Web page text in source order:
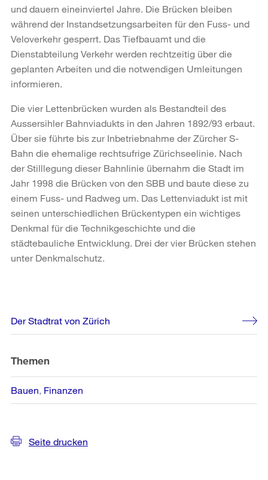
und dauern eineinviertel Jahre. Die Brücken bleiben
während der Instandsetzungsarbeiten für den Fuss- und
Veloverkehr gesperrt. Das Tiefbauamt und die
Dienstabteilung Verkehr werden rechtzeitig über die
geplanten Arbeiten und die notwendigen Umleitungen
informieren.
Die vier Lettenbrücken wurden als Bestandteil des
Aussersihler Bahnviadukts in den Jahren 1892/93 erbaut.
Über sie führte bis zur Inbetriebnahme der Zürcher S-
Bahn die ehemalige rechtsufrige Zürichseelinie. Nach
der Stilllegung dieser Bahnlinie übernahm die Stadt im
Jahr 1998 die Brücken von den SBB und baute diese zu
einem Fuss- und Radweg um. Das Lettenviadukt ist mit
seinen unterschiedlichen Brückentypen ein wichtiges
Denkmal für die Technikgeschichte und die
städtebauliche Entwicklung. Drei der vier Brücken stehen
unter Denkmalschutz.
Weitere
Informationen
Der Stadtrat von Zürich
Themen
Bauen Finanzen
Seite drucken